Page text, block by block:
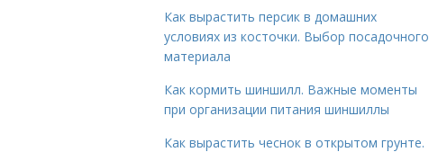
Как вырастить персик в домашних
условиях из косточки. Выбор посадочного
материала
Как кормить шиншилл. Важные моменты
при организации питания шиншиллы
Как вырастить чеснок в открытом грунте.